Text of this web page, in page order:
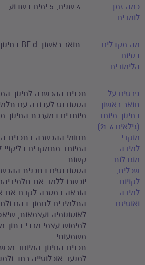
כמה זמן
לומדים
- 4 שנים, 5 ימים בשבוע
מה מקבלים
בסיום
הלימודים
- תואר ראשון .BE.d בחינוך + תעודת הוראה
פרטים על
תואר ראשון
בחינוך מיוחד
(גילאים 21-6)
מוקדי
למידה:
מוגבלות
שכלית,
לקויות
למידה
ואוטיזם
תכנית ההכשרה לחינוך
הסטודנט לעבודה עם
מיוחדים במערכת החינוך מגיל 6 ועד
תחומי ההכשרה בתכנית
המיוחד מתמקדים בליקויי
קשות.
הסטודנטים בתכנית
יוכשרו ללמד את תלמידיהם
הוראה במטרה לקדם את
התלמידים לתמוך בהם
לאוטונומיה ועצמאות,
למימוש עצמי מרבי בתוך
משמעותי.
תכנית החינוך המיוחד
למנעד אוכלוסייה רחב